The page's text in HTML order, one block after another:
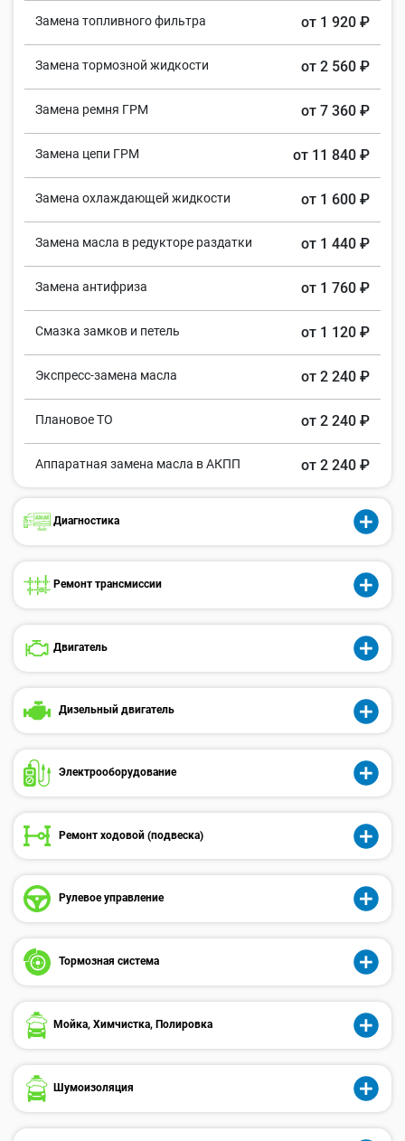
Замена топливного фильтра от 1 920 ₽
Замена тормозной жидкости от 2 560 ₽
Замена ремня ГРМ от 7 360 ₽
Замена цепи ГРМ от 11 840 ₽
Замена охлаждающей жидкости от 1 600 ₽
Замена масла в редукторе раздатки от 1 440 ₽
Замена антифриза от 1 760 ₽
Смазка замков и петель от 1 120 ₽
Экспресс-замена масла от 2 240 ₽
Плановое ТО от 2 240 ₽
Аппаратная замена масла в АКПП от 2 240 ₽
Диагностика
Ремонт трансмиссии
Двигатель
Дизельный двигатель
Электрооборудованиe
Ремонт ходовой (подвеска)
Рулевое управление
Тормозная система
Мойка, Химчистка, Полировка
Шумоизоляция